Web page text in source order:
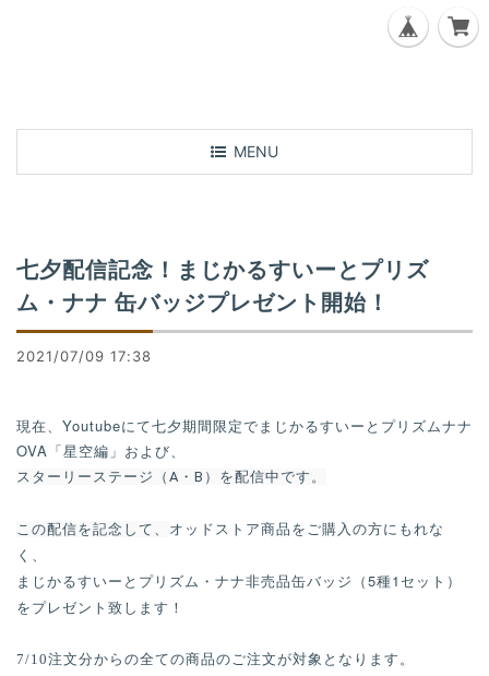
T
o
e
o
MENU
七夕配信記念！まじかるすいーとプリズ
ム・ナナ 缶バッジプレゼント開始！
2021/07/09 17:38
現在、Youtubeにて七夕期間限定でまじかるすいーとプリズムナナ
OVA「星空編」および、
スターリーステージ（A・B）を配信中です。
この配信を記念して、 オッドストア商品をご購入の方にもれな
く、
まじかるすいーとプリズム・ ナナ非売品缶バッジ（5種1セット）
をプレゼント致します！
7/10注文分からの全ての商品のご注文が対象となります。